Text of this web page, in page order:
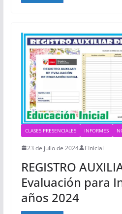
CLASES PRESENCIALES INFORMES
23 de julio de 2024 EInicial
REGISTRO
Evaluación para
años 2024